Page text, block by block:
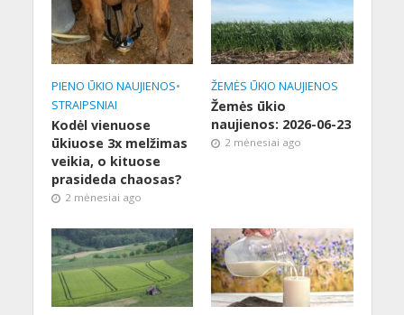
PIENO ŪKIO NAUJIENOS•
STRAIPSNIAI
Kodėl vienuose
ūkiuose 3x melžimas
veikia, o kituose
prasideda chaosas?
2 mėnesiai ago
ŽEMĖS ŪKIO NAUJIENOS
Žemės ūkio
naujienos: 2026-06-23
2 mėnesiai ago